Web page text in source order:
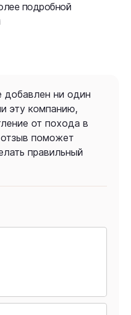
подробной
добавлен ни один
эту компанию,
от похода в
поможет
правильный